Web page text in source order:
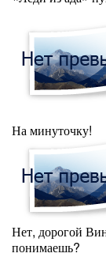
На минуточку!
Нет, дорогой
понимаешь?